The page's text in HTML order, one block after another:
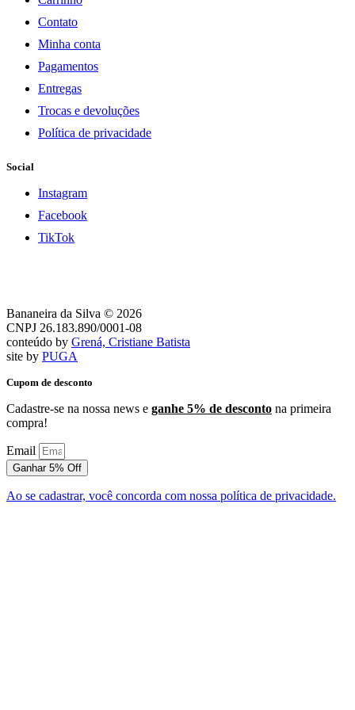
Contato
Minha conta
Pagamentos
Entregas
Trocas e devoluções
Política de privacidade
Social
Instagram
Facebook
TikTok
Bananeira da Silva © 2026
CNPJ 26.183.890/0001-08
conteúdo by Grená, Cristiane Batista
site by PUGA
Cupom de desconto
Cadastre-se na nossa news e ganhe 5% de desconto na primeira
compra!
Email
Ganhar 5% Off
Ao se cadastrar, você concorda com nossa política de privacidade.